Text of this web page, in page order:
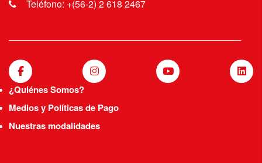
Teléfono: +(56-2) 2 618 2467
¿Quiénes Somos?
Medios y Políticas de Pago
Nuestras modalidades